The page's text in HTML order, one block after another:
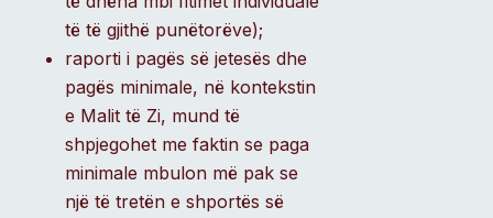
të të gjithë punëtorëve);
raporti i pagës së jetesës dhe
pagës minimale, në kontekstin
e Malit të Zi, mund të
shpjegohet me faktin se paga
minimale mbulon më pak se
një të tretën e shportës së